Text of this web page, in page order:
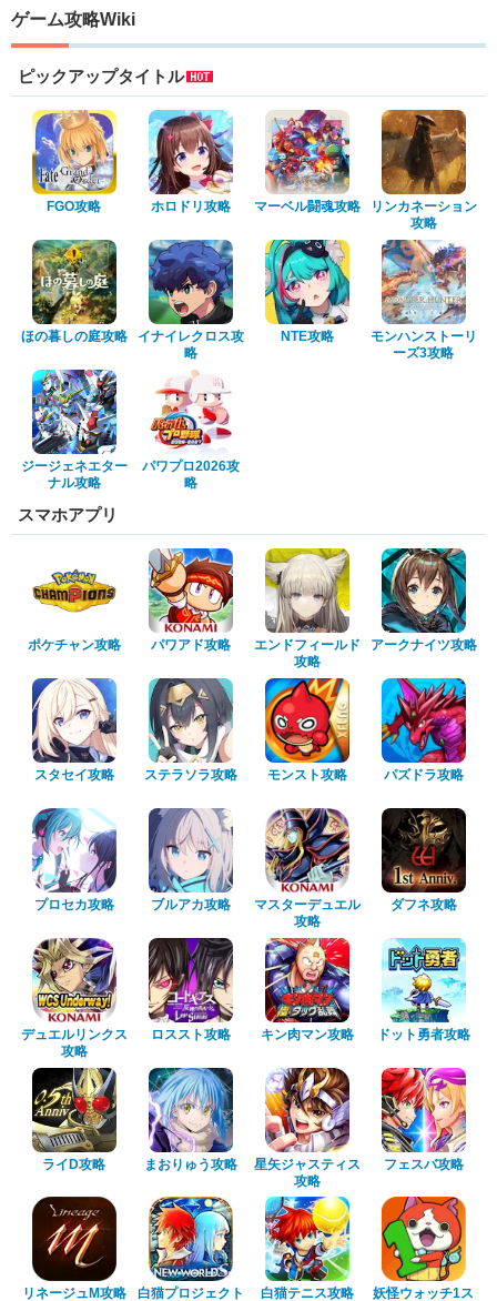
ゲーム攻略Wiki
ピックアップタイトル
FGO攻略 ホロドリ攻略 マーベル闘魂攻略
リンカネーション
攻略
ほの暮しの庭攻略
イナイレクロス攻
略
NTE攻略
モンハンストーリ
ーズ3攻略
ジージェネエター
ナル攻略
パワプロ2026攻
略
スマホアプリ
ポケチャン攻略 パワアド攻略
エンドフィールド
攻略
アークナイツ攻略
スタセイ攻略 ステラソラ攻略 モンスト攻略 パズドラ攻略
プロセカ攻略 ブルアカ攻略
マスターデュエル
攻略
ダフネ攻略
デュエルリンクス
攻略
ロススト攻略 キン肉マン攻略 ドット勇者攻略
ライD攻略 まおりゅう攻略
星矢ジャスティス
攻略
フェスバ攻略
リネージュM攻略
白猫プロジェクト
白猫テニス攻略
妖怪ウォッチ1ス